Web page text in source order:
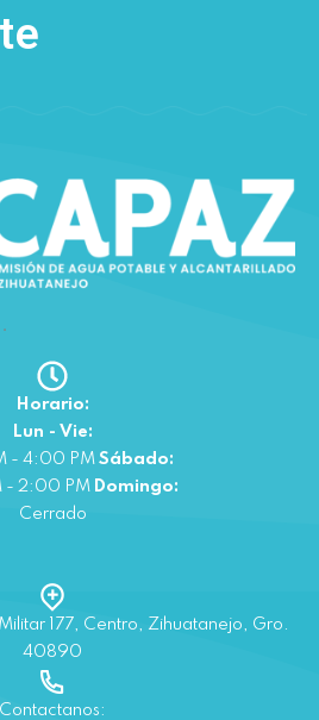
Horario:
Lun - Vie:
- 4:00 PM Sábado:
- 2:00 PM Domingo:
Cerrado
177, Centro, Zihuatanejo, Gro.
40890
Contactanos: